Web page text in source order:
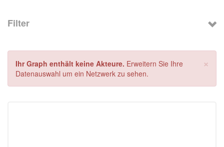
Filter
×
Ihr Graph enthält keine Akteure. Erweitern Sie Ihre
Datenauswahl um ein Netzwerk zu sehen.